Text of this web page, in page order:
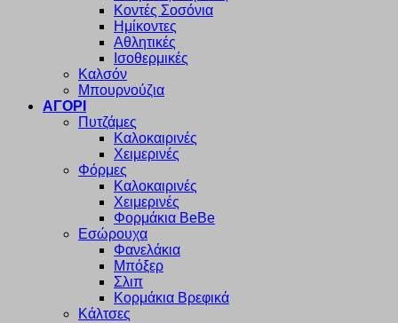
Κοντές Σοσόνια
Ημίκοντες
Αθλητικές
Ισοθερμικές
Καλσόν
Μπουρνούζια
ΑΓΟΡΙ
Πυτζάμες
Καλοκαιρινές
Χειμερινές
Φόρμες
Καλοκαιρινές
Χειμερινές
Φορμάκια BeBe
Εσώρουχα
Φανελάκια
Μπόξερ
Σλιπ
Κορμάκια Βρεφικά
Κάλτσες